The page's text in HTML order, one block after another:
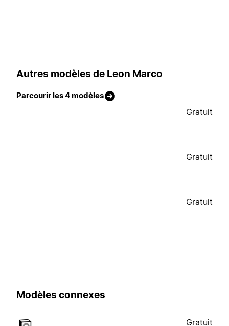
Autres modèles de Leon Marco
Parcourir les 4 modèles
Gratuit
Gratuit
Gratuit
Modèles connexes
Gratuit